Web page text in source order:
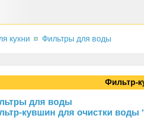
кухни Фильтры для воды
Фильтр-
для воды
кувшин для очистки